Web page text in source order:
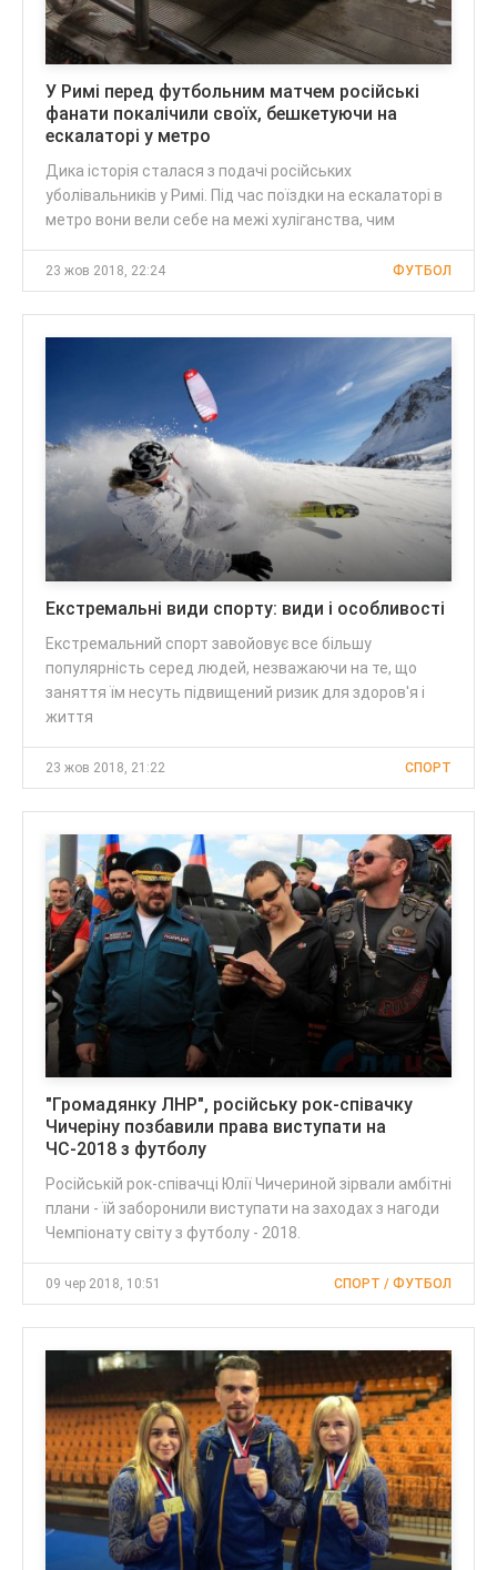
У Римі перед футбольним матчем російські
фанати покалічили своїх, бешкетуючи на
ескалаторі у метро
Дика історія сталася з подачі російських
уболівальників у Римі. Під час поїздки на ескалаторі в
метро вони вели себе на межі хуліганства, чим
23 жов 2018, 22:24 ФУТБОЛ
Екстремальні види спорту: види і особливості
Екстремальний спорт завойовує все більшу
популярність серед людей, незважаючи на те, що
заняття їм несуть підвищений ризик для здоров'я і
життя
23 жов 2018, 21:22 СПОРТ
"Громадянку ЛНР", російську рок-співачку
Чичеріну позбавили права виступати на
ЧС-2018 з футболу
Російській рок-співачці Юлії Чичериной зірвали амбітні
плани - їй заборонили виступати на заходах з нагоди
Чемпіонату світу з футболу - 2018.
09 чер 2018, 10:51 СПОРТ / ФУТБОЛ